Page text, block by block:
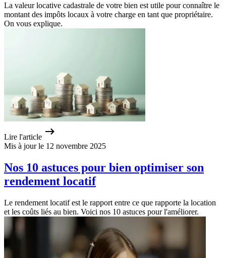
La valeur locative cadastrale de votre bien est utile pour connaître le
montant des impôts locaux à votre charge en tant que propriétaire.
On vous explique.
Lire l'article
Mis à jour le 12 novembre 2025
Nos 10 astuces pour bien optimiser son
rendement locatif
Le rendement locatif est le rapport entre ce que rapporte la location
et les coûts liés au bien. Voici nos 10 astuces pour l'améliorer.